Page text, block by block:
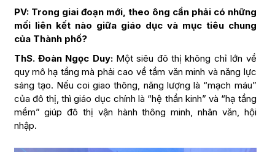
PV: Trong giai đoạn mới, theo ông cần phải có những
mối liên kết nào giữa giáo dục và mục tiêu chung
của Thành phố?
ThS. Đoàn Ngọc Duy:Một siêu đô thị không chỉ lớn về
quy mô hạ tầng mà phải cao về tầm văn minh và năng lực
sáng tạo. Nếu coi giao thông, năng lượng là “mạch máu”
của đô thị, thì giáo dục chính là “hệ thần kinh” và “hạ tầng
mềm” giúp đô thị vận hành thông minh, nhân văn, hội
nhập.